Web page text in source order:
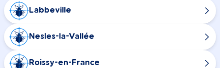
Labbeville
Nesles-la-Vallée
Roissy-en-France